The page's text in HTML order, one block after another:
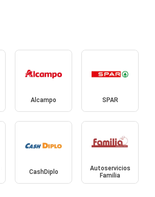
Alcampo SPAR
CashDiplo
Autoservicios
Familia